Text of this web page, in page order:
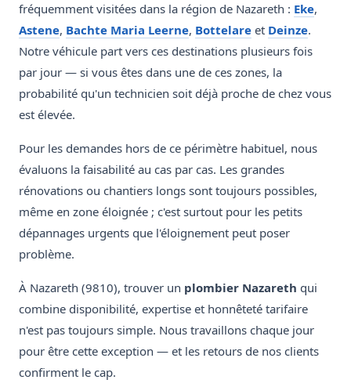
fréquemment visitées dans la région de Nazareth : Eke,
Astene, Bachte Maria Leerne, Bottelare et Deinze.
Notre véhicule part vers ces destinations plusieurs fois
par jour — si vous êtes dans une de ces zones, la
probabilité qu'un technicien soit déjà proche de chez vous
est élevée.
Pour les demandes hors de ce périmètre habituel, nous
évaluons la faisabilité au cas par cas. Les grandes
rénovations ou chantiers longs sont toujours possibles,
même en zone éloignée ; c'est surtout pour les petits
dépannages urgents que l'éloignement peut poser
problème.
À Nazareth (9810), trouver un plombier Nazareth qui
combine disponibilité, expertise et honnêteté tarifaire
n'est pas toujours simple. Nous travaillons chaque jour
pour être cette exception — et les retours de nos clients
confirment le cap.